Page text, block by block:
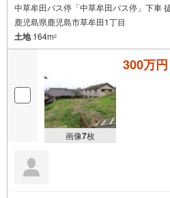
中草牟田バス停「中草牟田バス停」下車
鹿児島県鹿児島市草牟田1丁目
土地164m2
画像7枚
300万円